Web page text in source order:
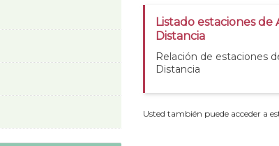
Listado estaciones de
Distancia
Relación de estaciones
Distancia
Usted también puede acceder a